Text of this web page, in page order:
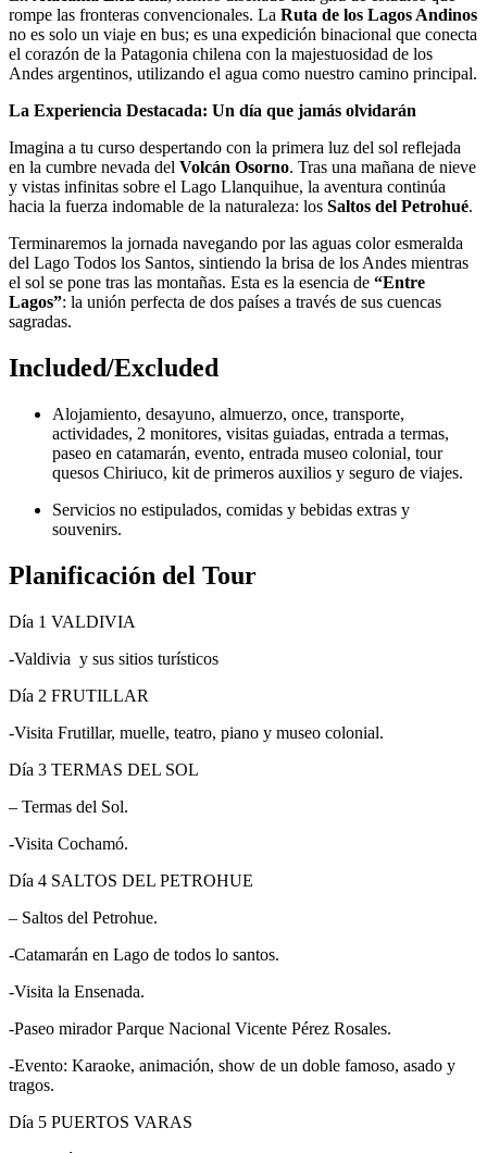
rompe las fronteras convencionales. La Ruta de los Lagos Andinos
no es solo un viaje en bus; es una expedición binacional que conecta
el corazón de la Patagonia chilena con la majestuosidad de los
Andes argentinos, utilizando el agua como nuestro camino principal.
La Experiencia Destacada: Un día que jamás olvidarán
Imagina a tu curso despertando con la primera luz del sol reflejada
en la cumbre nevada del Volcán Osorno. Tras una mañana de nieve
y vistas infinitas sobre el Lago Llanquihue, la aventura continúa
hacia la fuerza indomable de la naturaleza: los Saltos del Petrohué.
Terminaremos la jornada navegando por las aguas color esmeralda
del Lago Todos los Santos, sintiendo la brisa de los Andes mientras
el sol se pone tras las montañas. Esta es la esencia de “Entre
Lagos”: la unión perfecta de dos países a través de sus cuencas
sagradas.
Included/Excluded
Alojamiento, desayuno, almuerzo, once, transporte,
actividades, 2 monitores, visitas guiadas, entrada a termas,
paseo en catamarán, evento, entrada museo colonial, tour
quesos Chiriuco, kit de primeros auxilios y seguro de viajes.
Servicios no estipulados, comidas y bebidas extras y
souvenirs.
Planificación del Tour
Día 1 VALDIVIA
-Valdivia y sus sitios turísticos
Día 2 FRUTILLAR
-Visita Frutillar, muelle, teatro, piano y museo colonial.
Día 3 TERMAS DEL SOL
– Termas del Sol.
-Visita Cochamó.
Día 4 SALTOS DEL PETROHUE
– Saltos del Petrohue.
-Catamarán en Lago de todos lo santos.
-Visita la Ensenada.
-Paseo mirador Parque Nacional Vicente Pérez Rosales.
-Evento: Karaoke, animación, show de un doble famoso, asado y
tragos.
Día 5 PUERTOS VARAS